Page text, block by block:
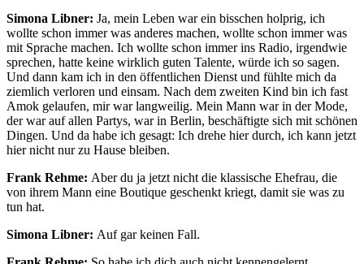
Simona Libner: Ja, mein Leben war ein bisschen holprig, ich
wollte schon immer was anderes machen, wollte schon immer was
mit Sprache machen. Ich wollte schon immer ins Radio, irgendwie
sprechen, hatte keine wirklich guten Talente, würde ich so sagen.
Und dann kam ich in den öffentlichen Dienst und fühlte mich da
ziemlich verloren und einsam. Nach dem zweiten Kind bin ich fast
Amok gelaufen, mir war langweilig. Mein Mann war in der Mode,
der war auf allen Partys, war in Berlin, beschäftigte sich mit schönen
Dingen. Und da habe ich gesagt: Ich drehe hier durch, ich kann jetzt
hier nicht nur zu Hause bleiben.
Frank Rehme: Aber du ja jetzt nicht die klassische Ehefrau, die
von ihrem Mann eine Boutique geschenkt kriegt, damit sie was zu
tun hat.
Simona Libner: Auf gar keinen Fall.